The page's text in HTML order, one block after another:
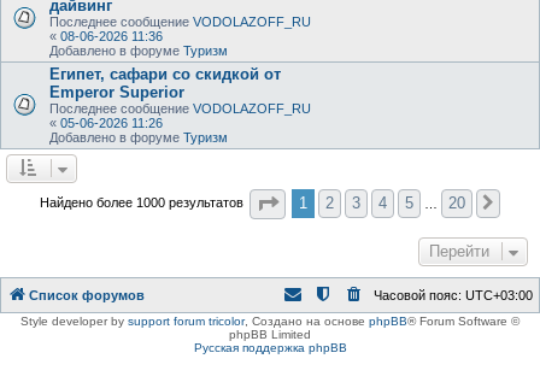
дайвинг
Последнее сообщение VODOLAZOFF_RU
« 08-06-2026 11:36
Добавлено в форуме Туризм
Египет, сафари со скидкой от
Emperor Superior
Последнее сообщение VODOLAZOFF_RU
« 05-06-2026 11:26
Добавлено в форуме Туризм
Найдено более 1000 результатов Страница1 из
1 2 3 4 5 20
Перейти
Список форумов Часовой пояс: UTC+03:00
Style developer by support forum tricolor, Создано на основе phpBB® Forum Software ©
phpBB Limited
Русская поддержка phpBB